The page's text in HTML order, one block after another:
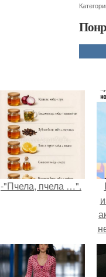
-"Пчела, пчела …".